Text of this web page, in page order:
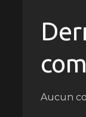
Aucun